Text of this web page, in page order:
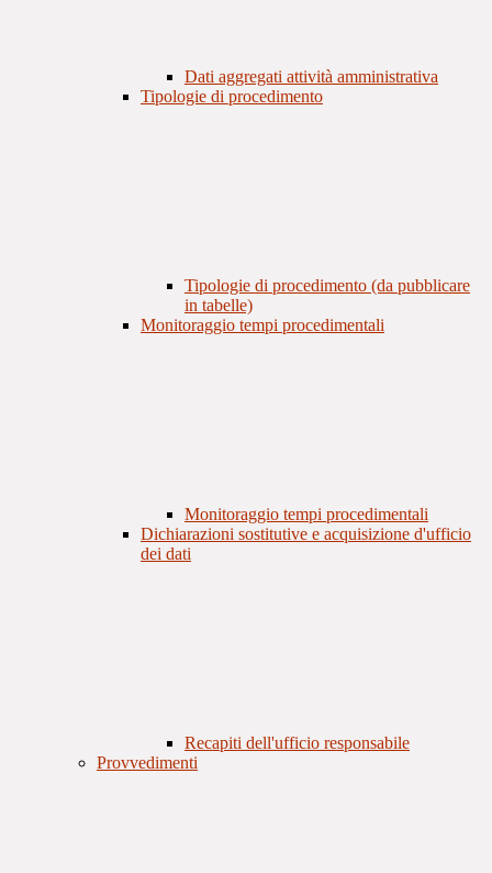
Dati aggregati attività amministrativa
Tipologie di procedimento
Tipologie di procedimento (da pubblicare
in tabelle)
Monitoraggio tempi procedimentali
Monitoraggio tempi procedimentali
Dichiarazioni sostitutive e acquisizione d'ufficio
dei dati
Recapiti dell'ufficio responsabile
Provvedimenti